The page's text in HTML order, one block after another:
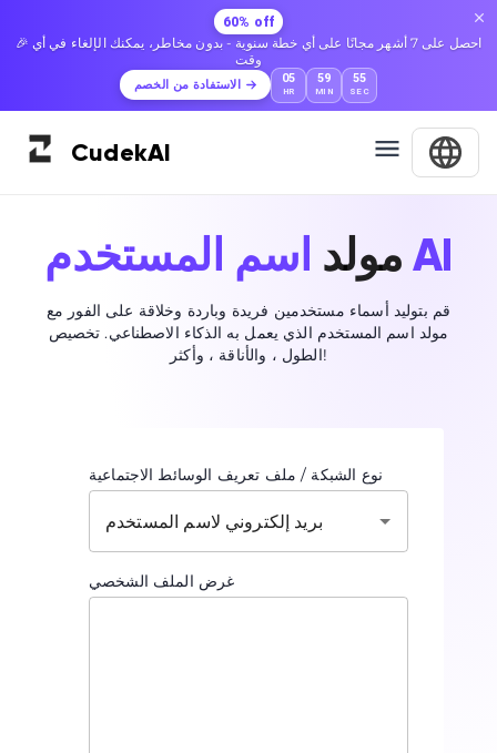
60% off
🎉 احصل على 7 أشهر مجانًا على أي خطة سنوية - بدون مخاطر، يمكنك الإلغاء في أي
وقت
الاستفادة من الخصم 05
HR
59
MIN
54
SEC
CudekAI
مولد اسم المستخدم AI
قم بتوليد أسماء مستخدمين فريدة وباردة وخلاقة على الفور مع
مولد اسم المستخدم الذي يعمل به الذكاء الاصطناعي. تخصيص
الطول ، والأناقة ، وأكثر!
نوع الشبكة / ملف تعريف الوسائط الاجتماعية
غرض الملف الشخصي